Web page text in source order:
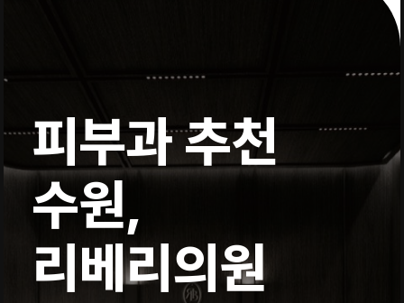
피부과 추천
수원,
리베리의원